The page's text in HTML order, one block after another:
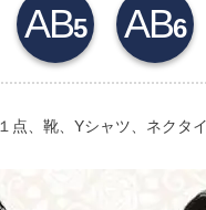
AB5 AB6
、靴、Yシャツ、ネク